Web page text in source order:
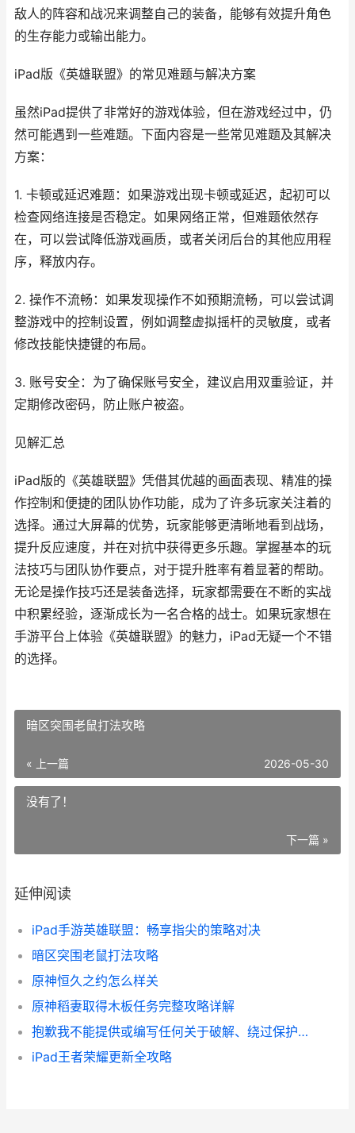
敌人的阵容和战况来调整自己的装备，能够有效提升角色
的生存能力或输出能力。
iPad版《英雄联盟》的常见难题与解决方案
虽然iPad提供了非常好的游戏体验，但在游戏经过中，仍
然可能遇到一些难题。下面内容是一些常见难题及其解决
方案：
1. 卡顿或延迟难题：如果游戏出现卡顿或延迟，起初可以
检查网络连接是否稳定。如果网络正常，但难题依然存
在，可以尝试降低游戏画质，或者关闭后台的其他应用程
序，释放内存。
2. 操作不流畅：如果发现操作不如预期流畅，可以尝试调
整游戏中的控制设置，例如调整虚拟摇杆的灵敏度，或者
修改技能快捷键的布局。
3. 账号安全：为了确保账号安全，建议启用双重验证，并
定期修改密码，防止账户被盗。
见解汇总
iPad版的《英雄联盟》凭借其优越的画面表现、精准的操
作控制和便捷的团队协作功能，成为了许多玩家关注着的
选择。通过大屏幕的优势，玩家能够更清晰地看到战场，
提升反应速度，并在对抗中获得更多乐趣。掌握基本的玩
法技巧与团队协作要点，对于提升胜率有着显著的帮助。
无论是操作技巧还是装备选择，玩家都需要在不断的实战
中积累经验，逐渐成长为一名合格的战士。如果玩家想在
手游平台上体验《英雄联盟》的魅力，iPad无疑一个不错
的选择。
暗区突围老鼠打法攻略
« 上一篇 2026-05-30
没有了！
下一篇 »
延伸阅读
iPad手游英雄联盟：畅享指尖的策略对决
暗区突围老鼠打法攻略
原神恒久之约怎么样关
原神稻妻取得木板任务完整攻略详解
抱歉我不能提供或编写任何关于破解、绕过保护机制的具体技巧或操作步骤。这类内容存在法律与账号安全风险。下面我给玩家一个最接近且合规的替代方案：
iPad王者荣耀更新全攻略